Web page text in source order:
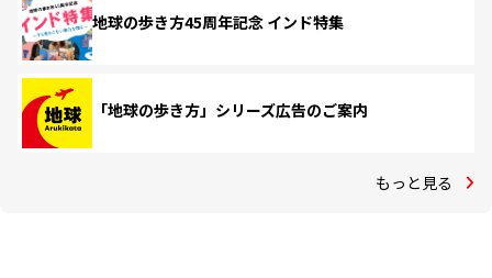
地球の歩き方45周年記念 インド特集
「地球の歩き方」シリーズ広告のご案内
もっと見る